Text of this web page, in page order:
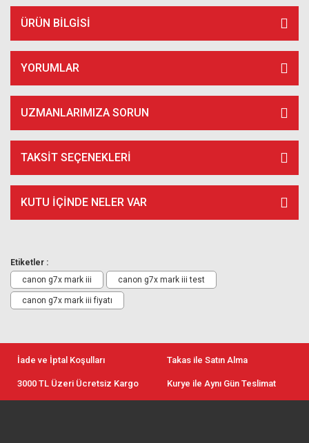
ÜRÜN BILGISI
YORUMLAR
UZMANLARIMIZA SORUN
TAKSIT SEÇENEKLERI
KUTU İÇİNDE NELER VAR
Etiketler :
canon g7x mark iii
canon g7x mark iii test
canon g7x mark iii fiyatı
İade ve İptal Koşulları Takas ile Satın Alma
3000 TL Üzeri Ücretsiz Kargo Kurye ile Aynı Gün Teslimat